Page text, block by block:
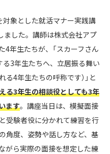
象とした就活マナー実践講
ました。講師は株式会社アプ
4年生たちが、「スカーフさん
る3年生たちへ、立居振る舞い
4年生たちの呼称です）」と
る3年生の相談役としても3年
ます。講座当日は、模擬面接
受験者役に分かれて練習を行
角度、姿勢や話し方など、基
がら実際の面接を想定した練